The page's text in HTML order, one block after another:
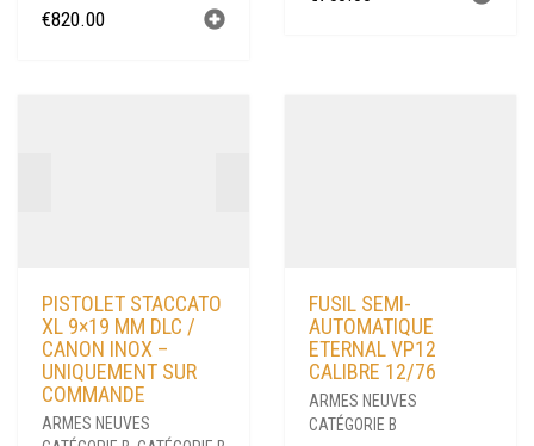
€820.00
PISTOLET STACCATO
XL 9×19 MM DLC /
CANON INOX –
UNIQUEMENT SUR
COMMANDE
ARMES NEUVES
FUSIL SEMI-
AUTOMATIQUE
ETERNAL VP12
CALIBRE 12/76
ARMES NEUVES
CATÉGORIE B